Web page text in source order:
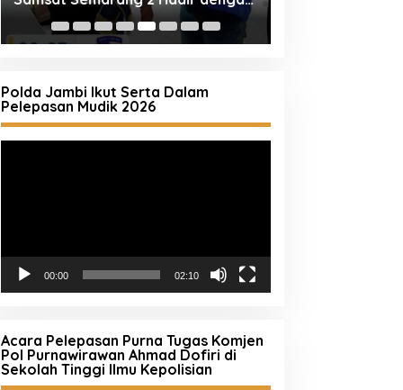
Pelayanan Ramah dan
Pendampingan Humanis
Polda Jambi Ikut Serta Dalam
Pelepasan Mudik 2026
00:00 02:10
Acara Pelepasan Purna Tugas Komjen
Pol Purnawirawan Ahmad Dofiri di
Sekolah Tinggi Ilmu Kepolisian